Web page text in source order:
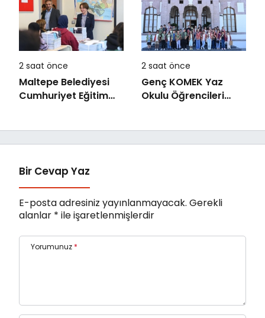
2 saat önce
Maltepe Belediyesi
Cumhuriyet Eğitim
2 saat önce
Genç KOMEK Yaz
Okulu Öğrencileri
Bir Cevap Yaz
E-posta adresiniz yayınlanmayacak. Gerekli
alanlar * ile işaretlenmişlerdir
Yorumunuz *